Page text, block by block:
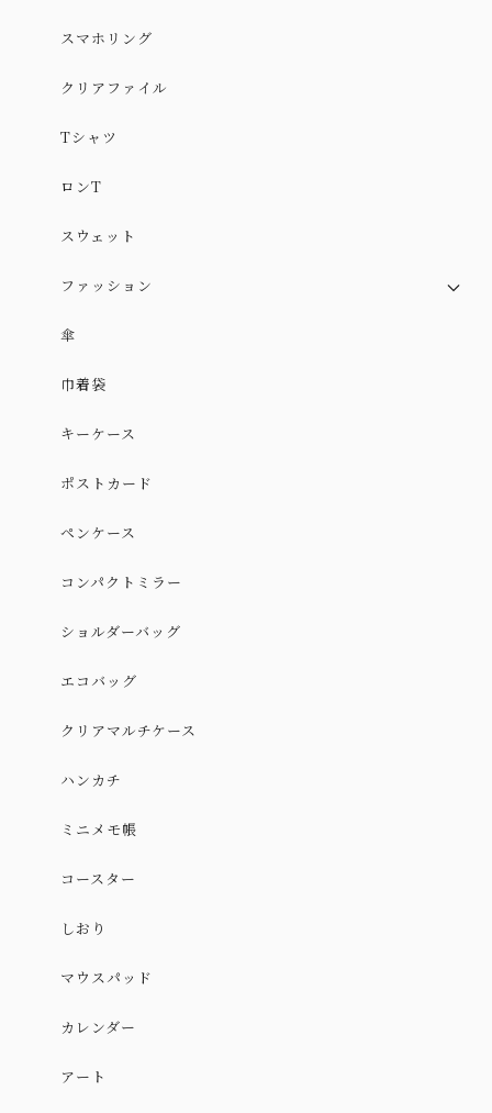
スマホリング
クリアファイル
Tシャツ
ロンT
スウェット
ファッション
傘
巾着袋
キーケース
ポストカード
ペンケース
コンパクトミラー
ショルダーバッグ
エコバッグ
クリアマルチケース
ハンカチ
ミニメモ帳
コースター
しおり
マウスパッド
カレンダー
アート